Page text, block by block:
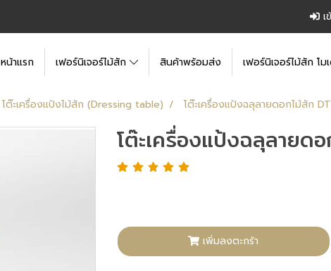
เ
หน้าแรก เฟอร์นิเจอร์ไม้สัก สินค้าพร้อมส่ง เฟอร์นิเจอร์ไม้สัก โม
โต๊ะเครื่องแป้งไม้สัก (Dressing table) โต๊ะเครื่องแป้งฉลุลายดอกไม้สัก
โต๊ะเครื่องแป้งฉลุลายด
เพิ่มลงตะกร้า